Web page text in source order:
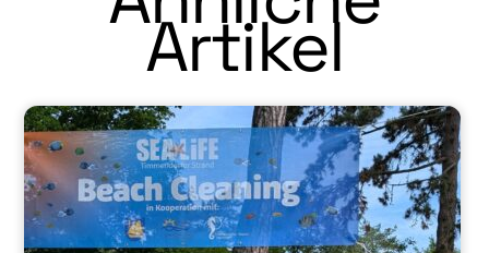
Artikel